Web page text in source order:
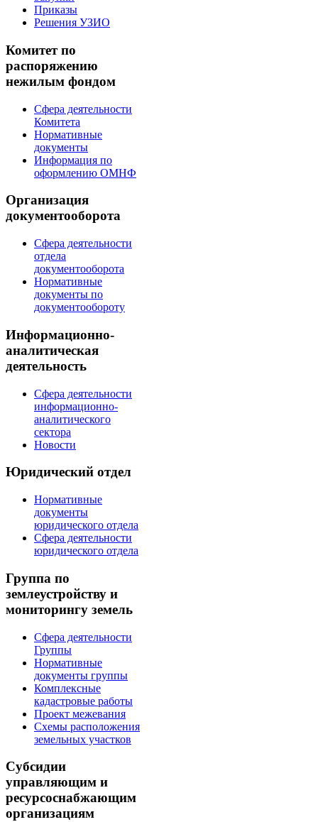
Приказы
Решения УЗИО
Комитет по
распоряжению
нежилым фондом
Сфера деятельности
Комитета
Нормативные
документы
Информация по
оформлению ОМНФ
Организация
документооборота
Сфера деятельности
отдела
документооборота
Нормативные
документы по
документообороту
Информационно-
аналитическая
деятельность
Сфера деятельности
информационно-
аналитического
сектора
Новости
Юридический отдел
Нормативные
документы
юридического отдела
Сфера деятельности
юридического отдела
Группа по
землеустройству и
мониторингу земель
Сфера деятельности
Группы
Нормативные
документы группы
Комплексные
кадастровые работы
Проект межевания
Схемы расположения
земельных участков
Субсидии
управляющим и
ресурсоснабжающим
организациям